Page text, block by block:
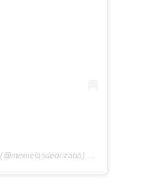
(@memelasdeorizaba) el